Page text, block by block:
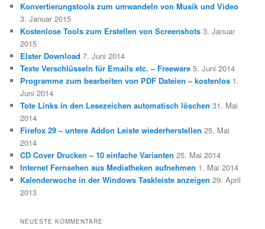
Konvertierungstools zum umwandeln von Musik und Video
3. Januar 2015
Kostenlose Tools zum Erstellen von Screenshots 3. Januar
2015
Elster Download 7. Juni 2014
Texte Verschlüsseln für Emails etc. – Freeware 5. Juni 2014
Programme zum bearbeiten von PDF Dateien – kostenlos 1.
Juni 2014
Tote Links in den Lesezeichen automatisch löschen 31. Mai
2014
Firefox 29 – untere Addon Leiste wiederherstellen 25. Mai
2014
CD Cover Drucken – 10 einfache Varianten 25. Mai 2014
Internet Fernsehen aus Mediatheken aufnehmen 1. Mai 2014
Kalenderwoche in der Windows Taskleiste anzeigen 29. April
2013
NEUESTE KOMMENTARE